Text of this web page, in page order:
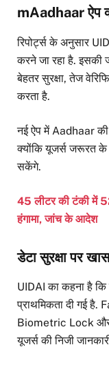
mAadhaar ऐप
रिपोर्ट्स के अनुसार
करने जा रहा है. इसकी
बेहतर सुरक्षा, तेज
करता है.
नई ऐप में Aadhaar की
क्योंकि यूजर्स जरूरत के
सकेंगे.
45 लीटर की टंकी में
हंगामा, जांच के आदेश
डेटा सुरक्षा पर
UIDAI का कहना है
प्राथमिकता दी गई
Biometric Lock
यूजर्स की निजी